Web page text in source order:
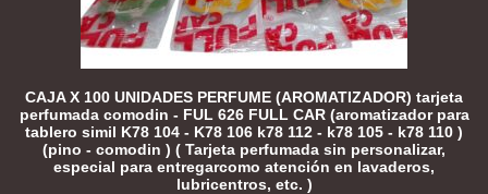
CAJA X 100 UNIDADES PERFUME (AROMATIZADOR) tarjeta
perfumada comodin - FUL 626 FULL CAR (aromatizador para
tablero simil K78 104 - K78 106 k78 112 - k78 105 - k78 110 )
(pino - comodin ) ( Tarjeta perfumada sin personalizar,
especial para entregarcomo atención en lavaderos,
lubricentros, etc. )